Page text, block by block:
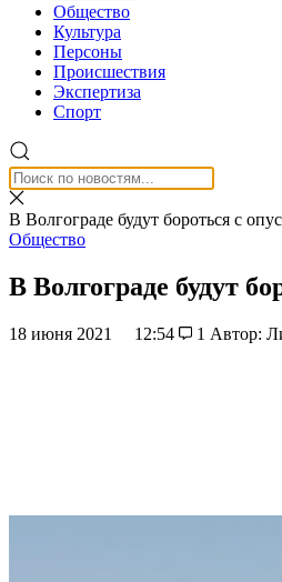
Общество
Культура
Персоны
Происшествия
Экспертиза
Спорт
В Волгограде будут бороться с
Общество
В Волгограде будут
18 июня 2021 12:54 1 Автор: